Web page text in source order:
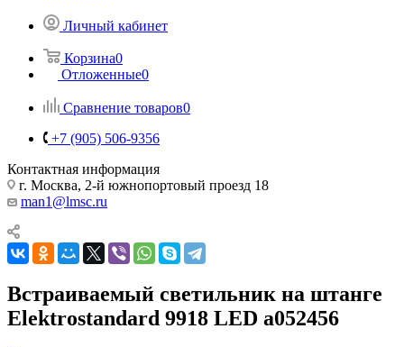
Личный кабинет
Корзина0
Отложенные0
Сравнение товаров0
+7 (905) 506-9356
Контактная информация
г. Москва, 2-й южнопортовый проезд 18
man1@lmsc.ru
Встраиваемый светильник на штанге
Elektrostandard 9918 LED a052456